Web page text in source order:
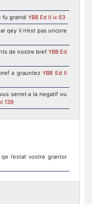
fu granté YBB Ed II ix 63
qey il n’est pas uncore
de nostre bref YBB Ed
a grauntezYBB Ed II
serret a la negatif ou
139
l’estat vostre grantor